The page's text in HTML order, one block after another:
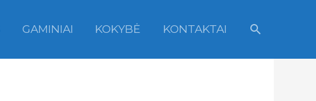
GAMINIAI KOKYBĖ KONTAKTAI Paieška